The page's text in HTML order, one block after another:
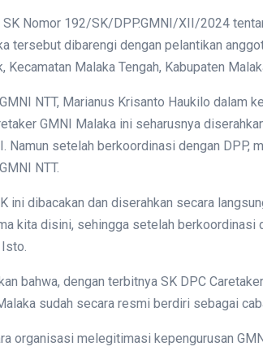
SK Nomor 192/SK/DPP.GMNI/XII/2024
tersebut dibarengi dengan pelantikan
Kecamatan Malaka Tengah, Kabupaten
NTT, Marianus Krisanto Haukilo dalam
GMNI Malaka ini seharusnya
Namun setelah berkoordinasi dengan DPP,
NTT.
ini dibacakan dan diserahkan secara
kita disini, sehingga setelah berkoordinasi
bahwa, dengan terbitnya SK DPC
sudah secara resmi berdiri sebagai
organisasi melegitimasi kepengurusan